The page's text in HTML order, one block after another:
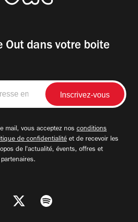
Out dans votre boite
mail, vous acceptez nos conditions
de confidentialité et de recevoir les
de l'actualité, évents, offres et